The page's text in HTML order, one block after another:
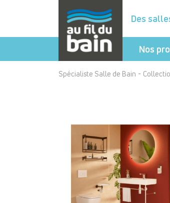
Des
Nos
Spécialiste Salle de Bain -